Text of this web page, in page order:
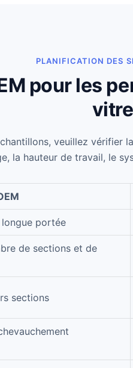
PLANIFICATION DES
pour les
veuillez vérifier
la hauteur de travail, le
portée
de sections et de
sections